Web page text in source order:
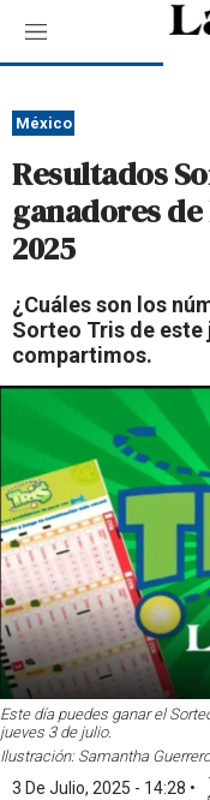
M
e
ú
México
Resultados
ganadores
2025
¿Cuáles son los
Sorteo Tris de este
compartimos.
Este día puedes ganar el
jueves 3 de julio.
Ilustración: Samantha
3 De Julio, 2025 - 14:28 •